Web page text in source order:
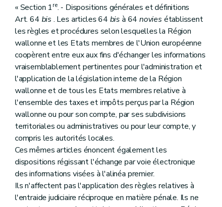
« Section 1re. - Dispositions générales et définitions
Art. 64 bis . Les articles 64 bis à 64novies établissent
les règles et procédures selon lesquelles la Région
wallonne et les Etats membres de l'Union européenne
coopèrent entre eux aux fins d'échanger les informations
vraisemblablement pertinentes pour l'administration et
l'application de la législation interne de la Région
wallonne et de tous les Etats membres relative à
l'ensemble des taxes et impôts perçus par la Région
wallonne ou pour son compte, par ses subdivisions
territoriales ou administratives ou pour leur compte, y
compris les autorités locales.
Ces mêmes articles énoncent également les
dispositions régissant l'échange par voie électronique
des informations visées à l'alinéa premier.
Ils n'affectent pas l'application des règles relatives à
l'entraide judiciaire réciproque en matière pénale. Ils ne